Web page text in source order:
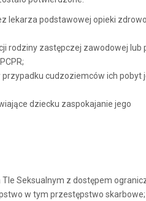
lekarza podstawowej opieki
rodziny zastępczej zawodowej lub
cudzoziemców ich pobyt
dziecku zaspokajanie jego
Seksualnym z dostępem
w tym przestępstwo skarbowe;